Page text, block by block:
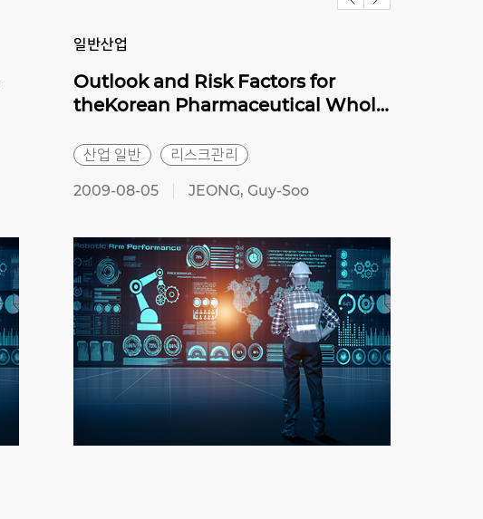
일반산업
Outlook and Risk Factors for
theKorean Pharmaceutical Wholesale Market
산업 일반 리스크관리
2009-08-05 JEONG, Guy-Soo